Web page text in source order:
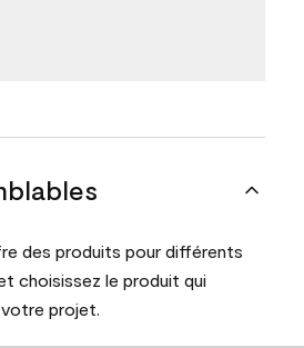
des produits pour différents
choisissez le produit qui
projet.